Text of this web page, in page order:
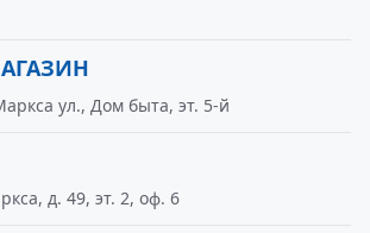
ул., Дом быта, эт. 5-й
д. 49, эт. 2, оф. 6